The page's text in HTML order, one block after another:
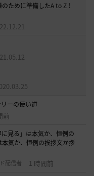
ために準備したA to Z！
ーの使い道
前
に見る」は本気か、恒例の
気か、恒例の挨拶文か拶
配信者 1 時間前